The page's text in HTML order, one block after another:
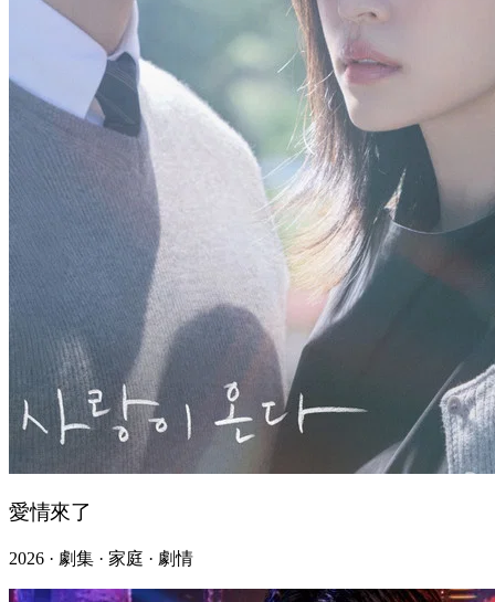
愛情來了
2026 · 劇集 · 家庭 · 劇情